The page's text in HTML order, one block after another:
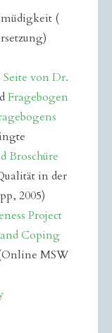
(
Seite von Dr.
Fragebogen
Broschüre
in der
2005)
Project
Coping
MSW